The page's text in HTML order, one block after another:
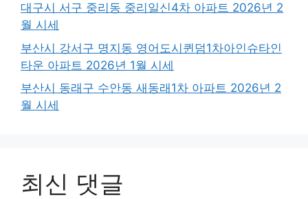
대구시 서구 중리동 중리일신4차 아파트 2026년 2
월 시세
부산시 강서구 명지동 영어도시퀸덤1차아인슈타인
타운 아파트 2026년 1월 시세
부산시 동래구 수안동 새동래1차 아파트 2026년 2
월 시세
최신 댓글